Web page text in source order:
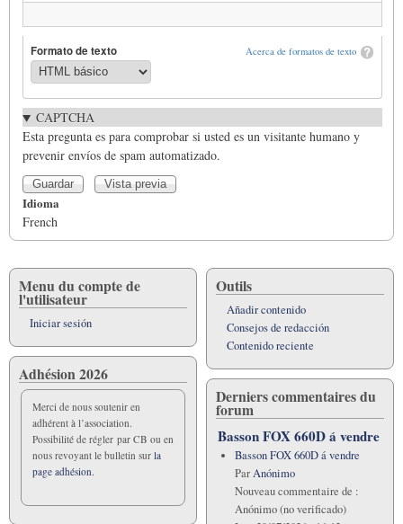
Acerca de formatos de texto
Formato de texto
CAPTCHA
Esta pregunta es para comprobar si usted es un visitante humano y
prevenir envíos de spam automatizado.
Idioma
French
Menu du compte de
l'utilisateur
Iniciar sesión
Adhésion 2026
Merci de nous soutenir en
adhérent à l’association.
Possibilité de régler par CB ou en
nous revoyant le bulletin sur la
page adhésion.
Outils
Añadir contenido
Consejos de redacción
Contenido reciente
Derniers commentaires du
forum
Basson FOX 660D á vendre
Basson FOX 660D á vendre
ParAnónimo
Nouveau commentaire de :
Anónimo (no verificado)